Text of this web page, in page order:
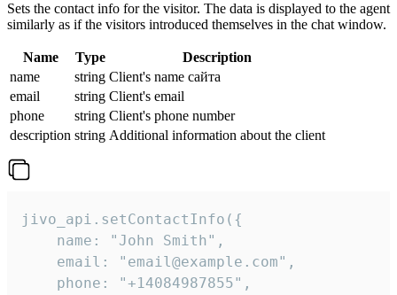
Sets the contact info for the visitor. The data is displayed to the agent
similarly as if the visitors introduced themselves in the chat window.
Name Type
Description
name
string Client's name сайта
email
string Client's email
phone
string Client's phone number
description string Additional information about the client
jivo_api.setContactInfo({
    name: "John Smith",
    email: "email@example.com",
    phone: "+14084987855",